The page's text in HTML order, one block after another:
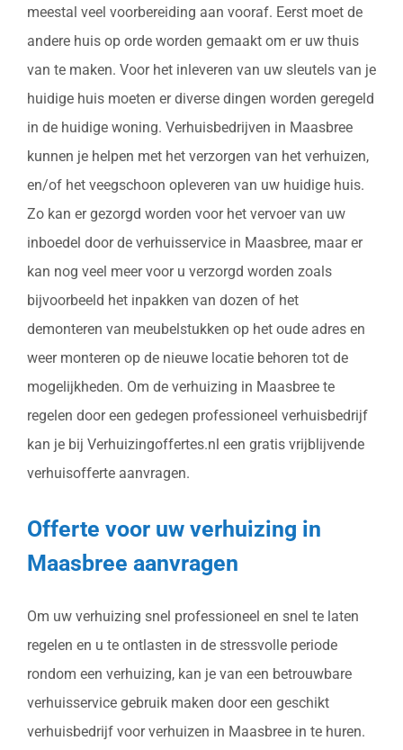
meestal veel voorbereiding aan vooraf. Eerst moet de
andere huis op orde worden gemaakt om er uw thuis
van te maken. Voor het inleveren van uw sleutels van je
huidige huis moeten er diverse dingen worden geregeld
in de huidige woning. Verhuisbedrijven in Maasbree
kunnen je helpen met het verzorgen van het verhuizen,
en/of het veegschoon opleveren van uw huidige huis.
Zo kan er gezorgd worden voor het vervoer van uw
inboedel door de verhuisservice in Maasbree, maar er
kan nog veel meer voor u verzorgd worden zoals
bijvoorbeeld het inpakken van dozen of het
demonteren van meubelstukken op het oude adres en
weer monteren op de nieuwe locatie behoren tot de
mogelijkheden. Om de verhuizing in Maasbree te
regelen door een gedegen professioneel verhuisbedrijf
kan je bij Verhuizingoffertes.nl een gratis vrijblijvende
verhuisofferte aanvragen.
Offerte voor uw verhuizing in
Maasbree aanvragen
Om uw verhuizing snel professioneel en snel te laten
regelen en u te ontlasten in de stressvolle periode
rondom een verhuizing, kan je van een betrouwbare
verhuisservice gebruik maken door een geschikt
verhuisbedrijf voor verhuizen in Maasbree in te huren.